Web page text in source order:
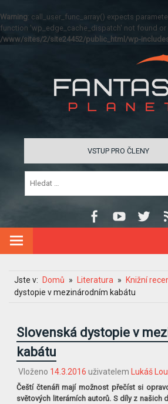
Warning: call_user_func_array() expects
function 'wp_edge_cache_dispatch' not found
/www/sites/2/site24452/public_html/wp-
VSTUP PRO ČLENY
Jste v: Domů Literatura Knižní
dystopie v mezinárodním kabátu
Slovenská dystopie v
kabátu
Vloženo 14.3.2016 uživatelem Lukáš
Čeští čtenáři mají možnost přečíst si
světových literárních autorů. S díly z našich